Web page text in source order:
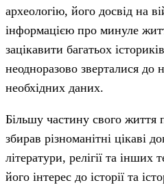
археологію, його досвід на
інформацією про минуле
зацікавити багатьох
неодноразово зверталися до
необхідних даних.
Більшу частину свого
збирав різноманітні цікаві
літератури, релігії та
його інтерес до історії та